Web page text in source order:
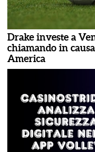
Drake investe a
chiamando in
America